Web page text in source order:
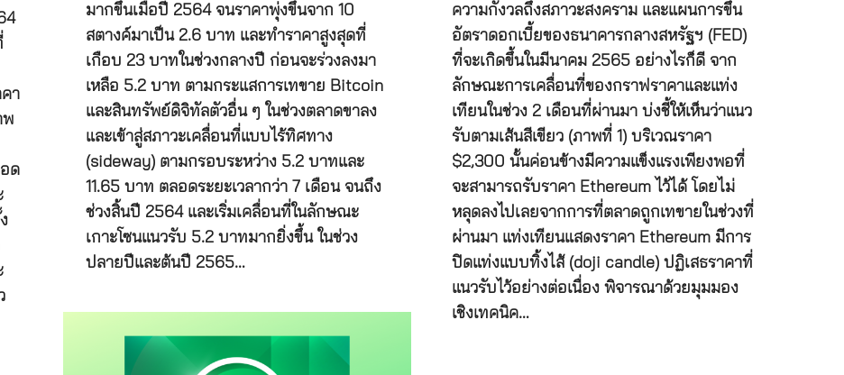
ความกังวลถึงสภาวะสงคราม และแผนการขึ้น
อัตราดอกเบี้ยของธนาคารกลางสหรัฐฯ (FED)
ที่จะเกิดขึ้นในมีนาคม 2565 อย่างไรก็ดี จาก
ลักษณะการเคลื่อนที่ของกราฟราคาและแท่ง
เทียนในช่วง 2 เดือนที่ผ่านมา บ่งชี้ให้เห็นว่าแนว
รับตามเส้นสีเขียว (ภาพที่ 1) บริเวณราคา
$2,300 นั้นค่อนข้างมีความแข็งแรงเพียงพอที่
จะสามารถรับราคา Ethereum ไว้ได้ โดยไม่
หลุดลงไปเลยจากการที่ตลาดถูกเทขายในช่วงที่
ผ่านมา แท่งเทียนแสดงราคา Ethereum มีการ
ปิดแท่งแบบทิ้งไส้ (doji candle) ปฏิเสธราคาที่
แนวรับไว้อย่างต่อเนื่อง พิจารณาด้วยมุมมอง
เชิงเทคนิค…
า
พ
ด
มากขึ้นเมื่อปี 2564 จนราคาพุ่งขึ้นจาก 10
สตางค์มาเป็น 2.6 บาท และทำราคาสูงสุดที่
เกือบ 23 บาทในช่วงกลางปี ก่อนจะร่วงลงมา
เหลือ 5.2 บาท ตามกระแสการเทขาย Bitcoin
และสินทรัพย์ดิจิทัลตัวอื่น ๆ ในช่วงตลาดขาลง
และเข้าสู่สภาวะเคลื่อนที่แบบไร้ทิศทาง
(sideway) ตามกรอบระหว่าง 5.2 บาทและ
11.65 บาท ตลอดระยะเวลากว่า 7 เดือน จนถึง
ช่วงสิ้นปี 2564 และเริ่มเคลื่อนที่ในลักษณะ
เกาะโซนแนวรับ 5.2 บาทมากยิ่งขึ้น ในช่วง
ปลายปีและต้นปี 2565…